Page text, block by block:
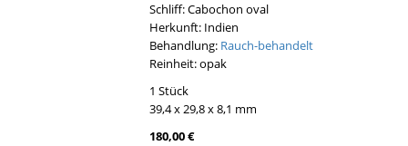
Schliff: Cabochon oval
Herkunft: Indien
Behandlung: Rauch-behandelt
Reinheit: opak
1 Stück
39,4 x 29,8 x 8,1 mm
180,00 €